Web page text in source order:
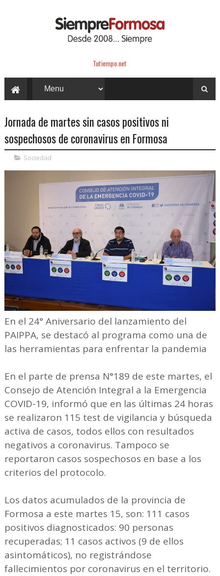
Tutiempo.net
Jornada de martes sin casos positivos ni
sospechosos de coronavirus en Formosa
Sociedad
En el 24° Aniversario del lanzamiento del
PAIPPA, se destacó al programa como una de
las herramientas para enfrentar la pandemia
En el parte de prensa N°189 de este martes, el
Consejo de Atención Integral a la Emergencia
COVID-19, informó que en las últimas 24 horas
se realizaron 115 test de vigilancia y búsqueda
activa de casos, todos ellos con resultados
negativos a coronavirus. Tampoco se
reportaron casos sospechosos en base a los
criterios del protocolo.
Los datos acumulados de la provincia de
Formosa a este martes 15, son: 111 casos
positivos diagnosticados: 90 personas
recuperadas; 11 casos activos (9 de ellos
asintomáticos), no registrándose
fallecimientos por coronavirus en el territorio.